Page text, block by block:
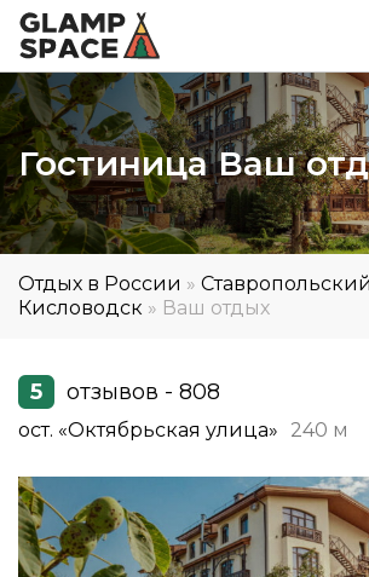
Гостиница Ваш
Отдых в России »
Кисловодск » Ваш отдых
5 отзывов - 808
ост. «Октябрьская улица» 240 м